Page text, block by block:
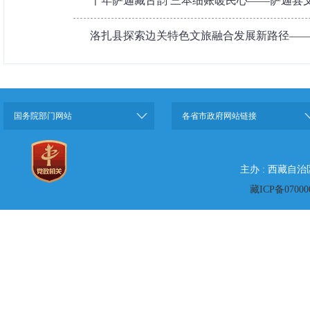
洛扎县探索边关特色文旅融合发展新路径——
国务院部门网站 各省市政府网站链接
主办 : 西藏自治
藏ICP备